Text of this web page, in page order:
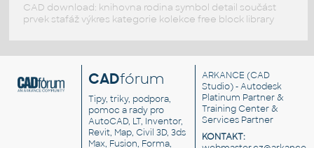
CAD download: knihovna rodina symbol detail součást
prvek stafáž výkres kategorie kolekce free block library
CADfórum
Tipy, triky, podpora,
pomoc a rady pro
AutoCAD, LT, Inventor,
Revit, Map, Civil 3D, 3ds
Max, Fusion, Forma,
ARKANCE (CAD
Studio) - Autodesk
Platinum Partner &
Training Center &
Services Partner
KONTAKT: